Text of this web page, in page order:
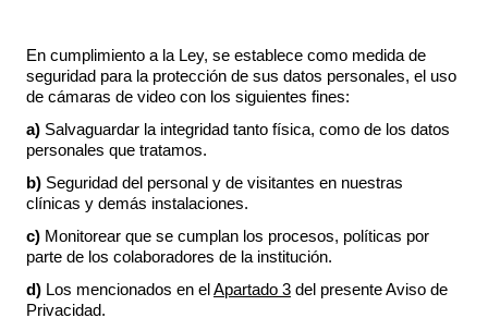
En cumplimiento a la Ley, se establece como medida de
seguridad para la protección de sus datos personales, el uso
de cámaras de video con los siguientes fines:
a) Salvaguardar la integridad tanto física, como de los datos
personales que tratamos.
b) Seguridad del personal y de visitantes en nuestras
clínicas y demás instalaciones.
c) Monitorear que se cumplan los procesos, políticas por
parte de los colaboradores de la institución.
d) Los mencionados en el Apartado 3 del presente Aviso de
Privacidad.